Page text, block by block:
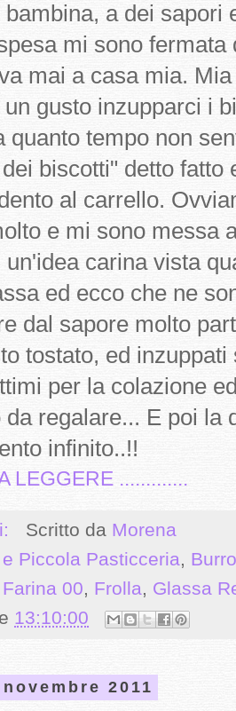
bambina, a dei sapori
mi sono
mai a casa mia.
un gusto inzupparci i
quanto tempo non
biscotti" detto fatto
al carrello.
e mi sono messa
un'idea carina vista
ed ecco che ne
dal sapore molto
tostato, ed
per la colazione
da regalare... E poi la
infinito..!!
LEGGERE .............
Scritto da Morena
Piccola Pasticceria, Burro
Farina 00, Frolla, Glassa
13:10:00
2011